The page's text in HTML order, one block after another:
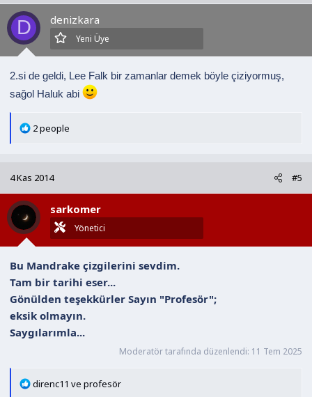
l
e
r
D denizkara
Yeni Üye
2.si de geldi, Lee Falk bir zamanlar demek böyle çiziyormuş,
sağol Haluk abi
T
l
e
r
2 people
4 Kas 2014 #5
sarkomer
Yönetici
Bu Mandrake çizgilerini sevdim.
Tam bir tarihi eser...
Gönülden teşekkürler Sayın "Profesör";
eksik olmayın.
Saygılarımla...
Moderatör tarafında düzenlendi: 11 Tem 2025
T
direnc11 ve profesör